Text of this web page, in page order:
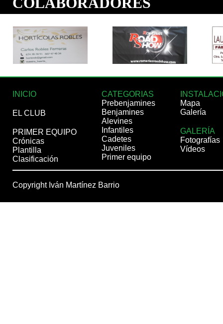
INICIO
EL CLUB
PRIMER EQUIPO
Crónicas
Plantilla
Clasificación
CATEGORIAS
Prebenjamines
Benjamines
Alevines
Infantiles
Cadetes
Juveniles
Primer equipo
Mapa
Galería
GALERÍA
Fotografías
Vídeos
Copyright Iván Martínez Barrio